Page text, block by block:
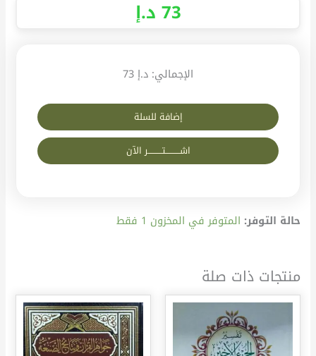
حالة التوفر: المتوفر في المخزون 1 فقط
إضافة للسلة
اشــــــــــتــــــــــر الآن
الإجمالي: د.إ 73
73د.إ
منتجات ذات صلة